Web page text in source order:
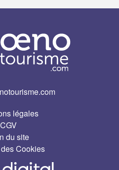
légales
CGV
du site
Cookies